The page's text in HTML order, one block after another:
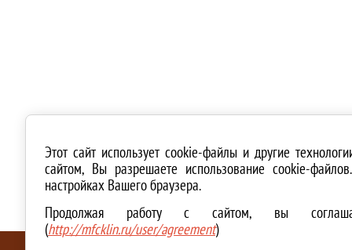
Этот сайт использует cookie-файлы и другие
сайтом, Вы разрешаете использование cookie-
настройках Вашего браузера.
Продолжая работу с сайтом, вы
(http://mfcklin.ru/user/agreement)